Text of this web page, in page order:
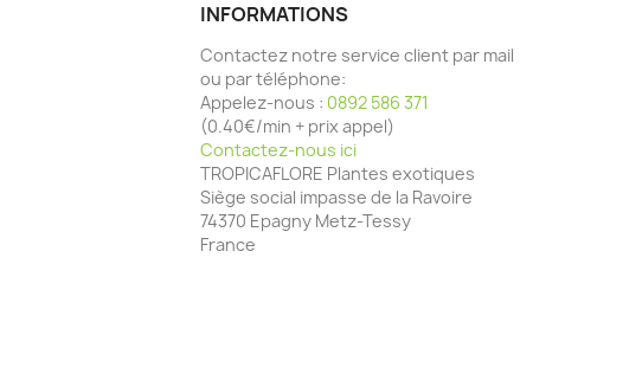
INFORMATIONS
Contactez notre service client par mail
ou par téléphone:
Appelez-nous : 0892 586 371
(0.40€/min + prix appel)
Contactez-nous ici
TROPICAFLORE Plantes exotiques
Siège social impasse de la Ravoire
74370 Epagny Metz-Tessy
France